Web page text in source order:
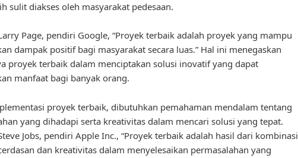
sulit diakses oleh masyarakat pedesaan.
Page, pendiri Google, “Proyek terbaik adalah proyek yang mampu
dampak positif bagi masyarakat secara luas.” Hal ini menegaskan
proyek terbaik dalam menciptakan solusi inovatif yang dapat
manfaat bagi banyak orang.
proyek terbaik, dibutuhkan pemahaman mendalam tentang
yang dihadapi serta kreativitas dalam mencari solusi yang tepat.
Jobs, pendiri Apple Inc., “Proyek terbaik adalah hasil dari kombinasi
dan kreativitas dalam menyelesaikan permasalahan yang